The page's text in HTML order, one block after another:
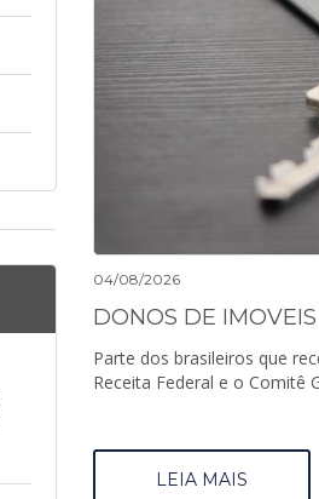
04/08/2026
Parte dos brasileiros que
Receita Federal e o Comitê
LEIA MAIS